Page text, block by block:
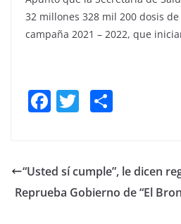
32 millones 328 mil 200 dosis
campaña 2021 – 2022, que
F
e
b
T
er e
“Usted sí cumple”, le dicen
Reprueba Gobierno de “El